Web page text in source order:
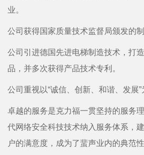
业。
公司获得国家质量技术监督局颁发的
公司引进德国先进电梯制造技术，打
品，并多次获得产品技术专利。
公司重视以“诚信、创新、和谐、发展
卓越的服务是克力福一贯坚持的服务
代网络安全科技技术纳入服务体系，
户的满意度，成为了蜚声业内的典范